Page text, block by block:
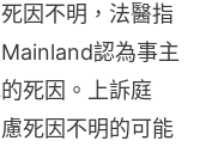
因不明，法醫指
認為事主
死因。上訴庭
死因不明的可能